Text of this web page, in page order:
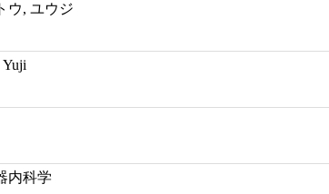
ウ, ユウジ
Yuji
内科学